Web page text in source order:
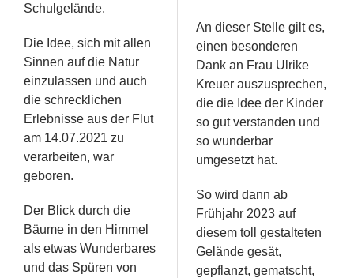
Schulgelände.
Die Idee, sich mit allen
Sinnen auf die Natur
einzulassen und auch
die schrecklichen
Erlebnisse aus der Flut
am 14.07.2021 zu
verarbeiten, war
geboren.
Der Blick durch die
Bäume in den Himmel
als etwas Wunderbares
und das Spüren von
An dieser Stelle gilt es,
einen besonderen
Dank an Frau Ulrike
Kreuer auszusprechen,
die die Idee der Kinder
so gut verstanden und
so wunderbar
umgesetzt hat.
So wird dann ab
Frühjahr 2023 auf
diesem toll gestalteten
Gelände gesät,
gepflanzt, gematscht,